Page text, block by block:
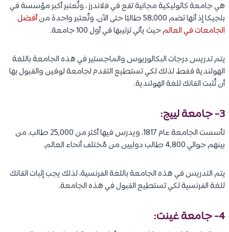
هي جامعة كاثوليكية مجانية تقع في فلاندرز ، وتُعتبر أكبر مؤسسة في
بلجيكا إذ أنها تضم 58,000 طالبًا حتى الآن، وتُعتبر واحدة من
أفضل
الجامعات في العالمحيث يأتي ترتيبها في أول 100 جامعة.
يتم تدريس درجات البكالوريوس والماجستير في هذه الجامعة باللغة
الهولندية فقط، لذلك لكي تستطيع التقدم لجامعة لوفين والقبول بها
أن تُثبت اتقانك للغة الهولندية.
3- جامعة لييج:
تأسست الجامعة عام 1817، ويدرس فيها أكثر من 25,000 طالب، من
بينهم حوالي 4,800 طالب دوليين من مُختلف أنحاء العالم.
يتم التدريس في هذه الجامعة باللغة الفرنسية، لذلك يجب إثبات اتقانك
للغة الفرنسية لكي تستطيع القبول في هذه الجامعة.
4- جامعة غينت: